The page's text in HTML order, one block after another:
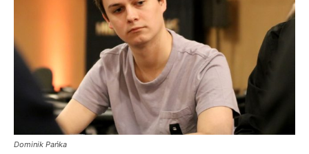
Dominik Pańka